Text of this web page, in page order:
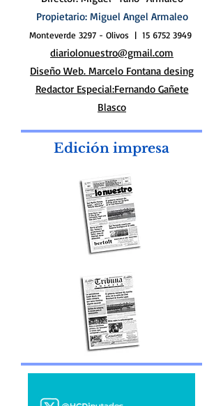
Periódico Lo Nuestro
Director: Miguel "Tano" Armaleo
Propietario: Miguel Angel Armaleo
Monteverde 3297 - Olivos |15 6752 3949
diariolonuestro@gmail.com
Diseño Web. Marcelo Fontana desing
Redactor Especial:Fernando Gañete
Blasco
Edición impresa